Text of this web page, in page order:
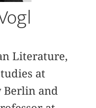
Literature,
at
and